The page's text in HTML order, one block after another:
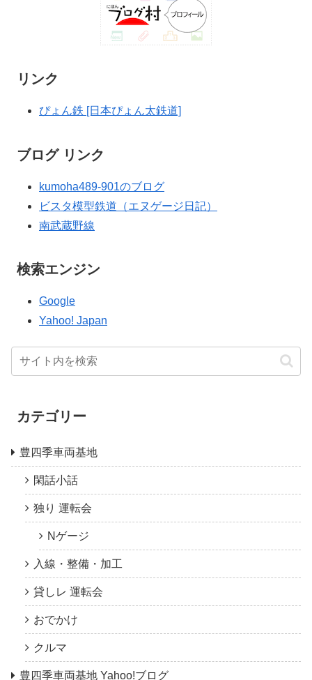
リンク
ぴょん鉄 [日本ぴょん太鉄道]
ブログ リンク
kumoha489-901のブログ
ビスタ模型鉄道（エヌゲージ日記）
南武蔵野線
検索エンジン
Google
Yahoo! Japan
カテゴリー
豊四季車両基地
閑話小話
独り 運転会
Nゲージ
入線・整備・加工
貸しレ 運転会
おでかけ
クルマ
豊四季車両基地 Yahoo!ブログ